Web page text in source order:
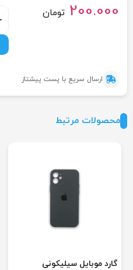
تومان200.000
ارسال سریع با پست پیشتاز
محصولات مرتبط
گارد موبایل سیلیکونی